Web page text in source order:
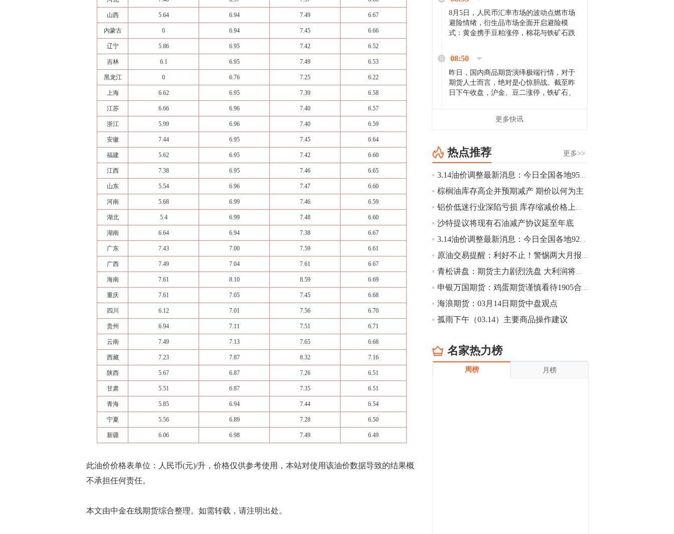
山西 5.64 6.94 7.49 6.67
内蒙古 0 6.94 7.45 6.66
辽宁 5.86 6.95 7.42 6.52
吉林 6.1 6.95 7.49 6.53
黑龙江 0 6.76 7.25 6.22
上海 6.62 6.95 7.39 6.58
江苏 6.66 6.96 7.40 6.57
浙江 5.99 6.96 7.40 6.59
安徽 7.44 6.95 7.45 6.64
福建 5.62 6.95 7.42 6.60
江西 7.38 6.95 7.46 6.65
山东 5.54 6.96 7.47 6.60
河南 5.68 6.99 7.46 6.59
湖北 5.4 6.99 7.48 6.60
湖南 6.64 6.94 7.38 6.67
广东 7.43 7.00 7.59 6.61
广西 7.49 7.04 7.61 6.67
海南 7.61 8.10 8.59 6.69
重庆 7.61 7.05 7.45 6.68
四川 6.12 7.01 7.56 6.70
贵州 6.94 7.11 7.51 6.71
云南 7.49 7.13 7.65 6.68
西藏 7.23 7.87 8.32 7.16
陕西 5.67 6.87 7.26 6.51
甘肃 5.51 6.87 7.35 6.51
青海 5.85 6.94 7.44 6.54
宁夏 5.56 6.89 7.28 6.50
新疆 6.06 6.98 7.49 6.49
此油价价格表单位：人民币(元)/升，价格仅供参考使用，本站对使用该油价数据导致的结果概
不承担任何责任。
本文由中金在线期货综合整理。如需转载，请注明出处。
8月5日，人民币汇率市场的波动点燃市场
避险情绪，衍生品市场全面开启避险模
式：黄金携手豆粕涨停，棉花与铁矿石跌
场来看，汇率波动...
08:50
昨日，国内商品期货演绎极端行情，对于
期货人士而言，绝对是心惊胆战。截至昨
日下午收盘，沪金、豆二涨停，铁矿石、
[imgnobrwh] src=...
跌幅达6%，报689.5元/吨，刷新近两个月
低位。
14:20
方正有色研究团队：高度重视贵金属的阶
段性机会。自年初以来沪金上涨16.93%，
立涨势，白银将开启补涨，且涨幅超过黄
金，金银比有望高位回归。
13:55
豆二期货主力合约涨停，涨幅达3.98%，报
CBOT大豆期货市场上涨，11月期约收高
影响，夜盘连粕高位窄幅震荡，建议短线
操作为主。 ...
13:54
8月5日消息，内外盘贵金属强劲走升，沪
金主力合约涨停，涨幅3.99%，报334.00
更多快讯
更多>>
热点推荐
3.14油价调整最新消息：今日全国各地95号汽油价格查询一览
棕榈油库存高企并预期减产 期价以何为主
铝价低迷行业深陷亏损 库存缩减价格上下两难
沙特提议将现有石油减产协议延至年底
3.14油价调整最新消息：今日全国各地92号汽油价格查询一览
原油交易提醒：利好不止！警惕两大月报添新变故
青松讲盘：期货主力剧烈洗盘 大利润将闪亮登场
申银万国期货：鸡蛋期货谨慎看待1905合约上涨
海浪期货：03月14日期货中盘观点
孤雨下午（03.14）主要商品操作建议
名家热力榜
周榜 月榜